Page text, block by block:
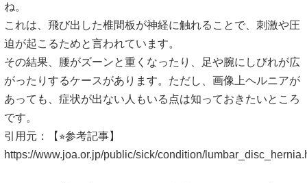
ね。
これは、飛び出した椎間板が神経に触れることで、刺激や圧
迫が起こるためと言われています。
その結果、腰がズーンと重くなったり、足や腕にしびれが広
がったりするケースがあります。ただし、画像上ヘルニアが
あっても、症状が出ない人もいる点は知っておきたいところ
です。
引用元：【⭐︎参考記事】
https://www.joa.or.jp/public/sick/condition/